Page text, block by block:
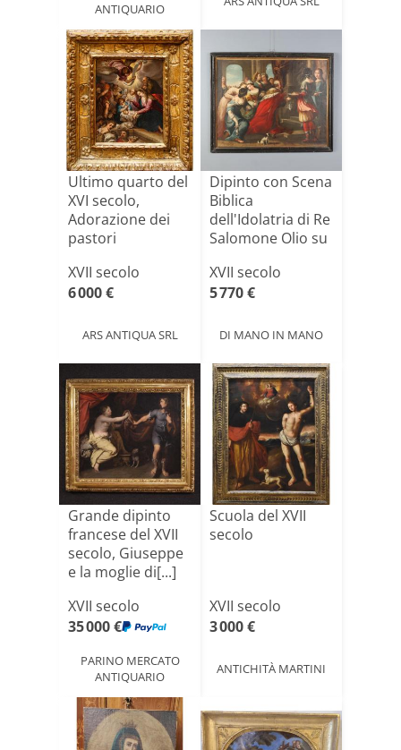
ANTIQUARIO
Ultimo quarto del
XVI secolo,
Adorazione dei
pastori
XVII secolo
6 000 €
ARS ANTIQUA SRL
Dipinto con Scena
Biblica
dell'Idolatria di Re
Salomone Olio su
XVII secolo
5 770 €
DI MANO IN MANO
Grande dipinto
francese del XVII
secolo, Giuseppe
e la moglie di[...]
XVII secolo
35 000 €
PARINO MERCATO
ANTIQUARIO
Scuola del XVII
secolo
XVII secolo
3 000 €
ANTICHITÀ MARTINI